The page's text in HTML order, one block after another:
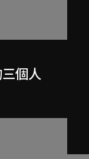
個人